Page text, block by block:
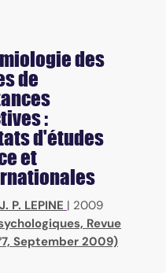
des
de
:
d'études
et
J. P. LEPINE | 2009
Revue
September 2009)